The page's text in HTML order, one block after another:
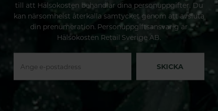
till att Hälsokosten behandlar dina personuppgifter. Du
kan närsomhelst återkalla samtycket genom att avsluta
din prenumeration. Personuppgiftsansvarig är
Hälsokosten Retail Sverige AB.
SKICKA